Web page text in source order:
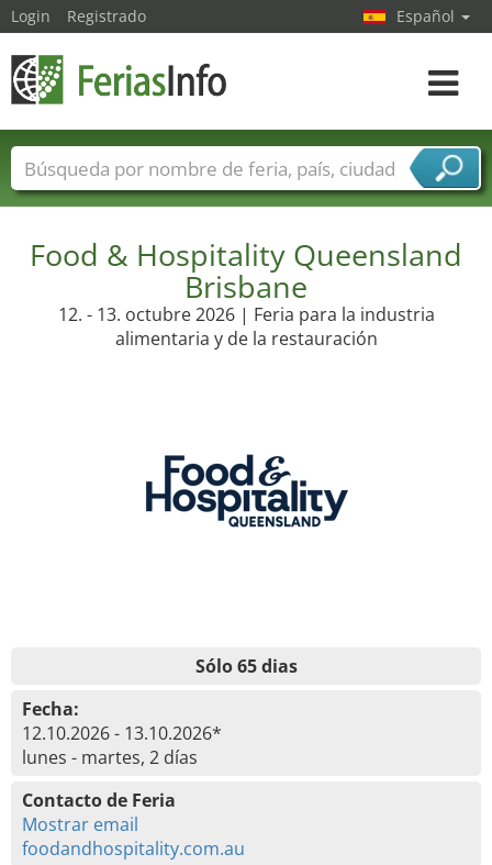
Food & Hospitality Queensland
Brisbane
12. - 13. octubre 2026 | Feria para la industria
alimentaria y de la restauración
Sólo 65 dias
Fecha:
12.10.2026 - 13.10.2026*
lunes - martes, 2 días
Contacto de Feria
Mostrar email
foodandhospitality.com.au
Login Registrado Español
toggle
Nombres de ferias Países
Ciudades
Sectores de proveedor de servicios